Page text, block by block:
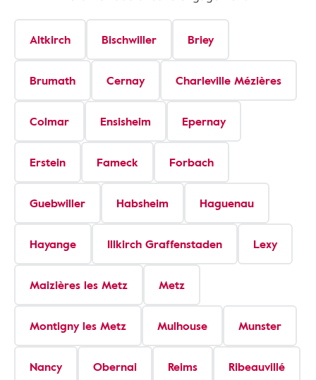
Altkirch Bischwiller Briey
Brumath Cernay Charleville Mézières
Colmar Ensisheim Epernay
Erstein Fameck Forbach
Guebwiller Habsheim Haguenau
Hayange Illkirch Graffenstaden Lexy
Maizières les Metz Metz
Montigny les Metz Mulhouse Munster
Nancy Obernai Reims Ribeauvillé